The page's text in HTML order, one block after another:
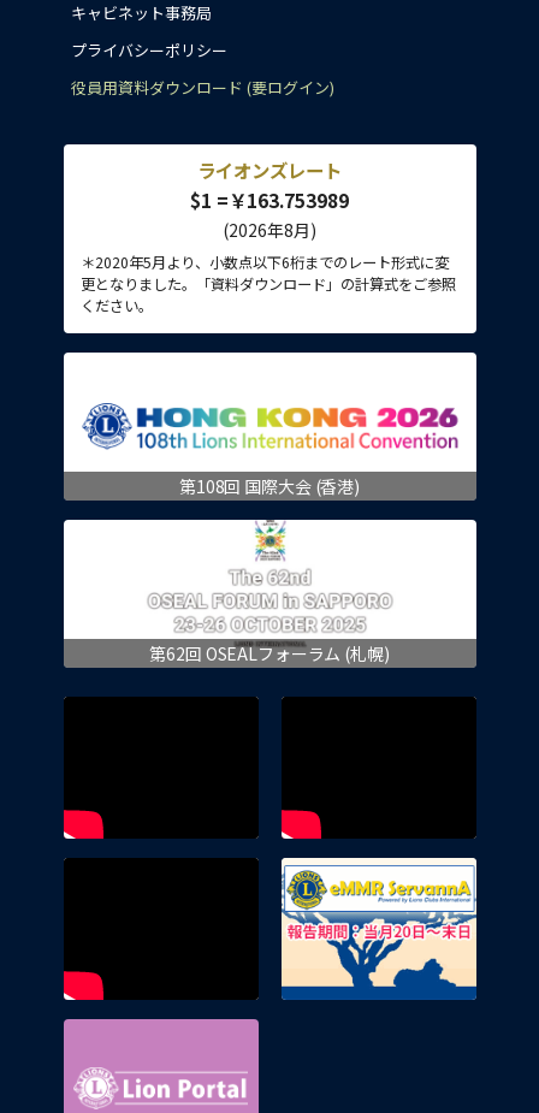
キャビネット事務局
プライバシーポリシー
役員用資料ダウンロード (要ログイン)
ライオンズレート
$1 =￥163.753989
(2026年8月)
＊2020年5月より、小数点以下6桁までのレート形式に変
更となりました。「資料ダウンロード」の計算式をご参照
ください。
第108回 国際大会 (香港)
第62回 OSEALフォーラム (札幌)